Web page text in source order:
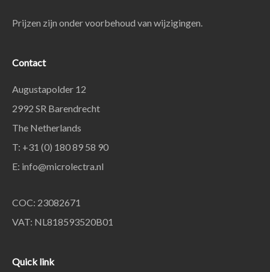
Prijzen zijn onder voorbehoud van wijzigingen.
Contact
Augustapolder 12
2992 SR Barendrecht
The Netherlands
T: +31 (0) 180 89 58 90
E: info@microlectra.nl
COC: 23082671
VAT: NL818593520B01
Quick link